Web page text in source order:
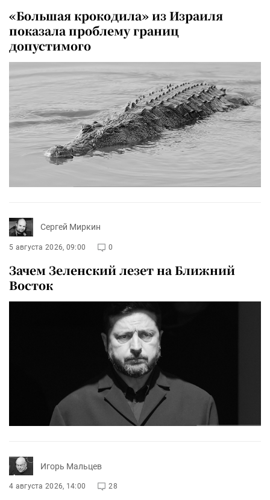
«Большая крокодила» из Израиля
показала проблему границ
допустимого
Сергей Миркин
5 августа 2026, 09:00 0
Зачем Зеленский лезет на Ближний
Восток
Игорь Мальцев
4 августа 2026, 14:00 28